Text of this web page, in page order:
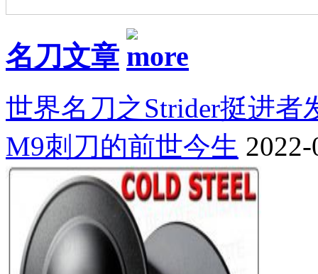
名刀文章
世界名刀之Strider挺进者
M9刺刀的前世今生